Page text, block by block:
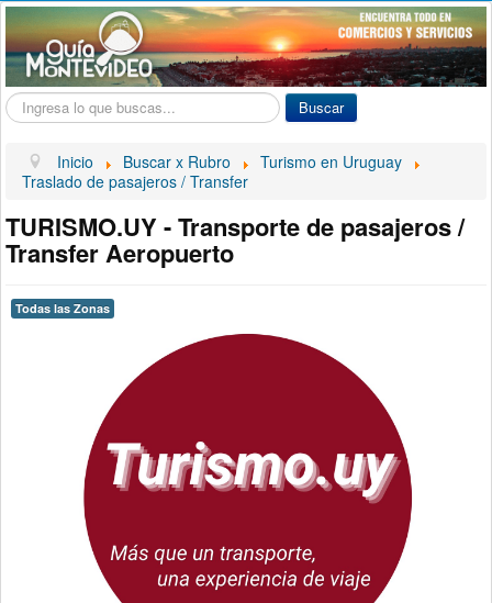
Buscar... Buscar
Inicio Buscar x Rubro
Turismo en Uruguay
Traslado de pasajeros / Transfer
TURISMO.UY - Transporte de pasajeros /
Transfer Aeropuerto
Todas las Zonas